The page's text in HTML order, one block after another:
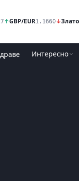
↑GBP/EUR1.1660↓Злато
Интересно